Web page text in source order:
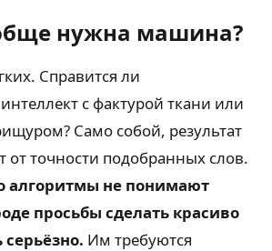
нужна машина?
Справится ли
с фактурой ткани или
Само собой, результат
от точности подобранных слов.
алгоритмы не понимают
просьбы сделать красиво
Им требуются